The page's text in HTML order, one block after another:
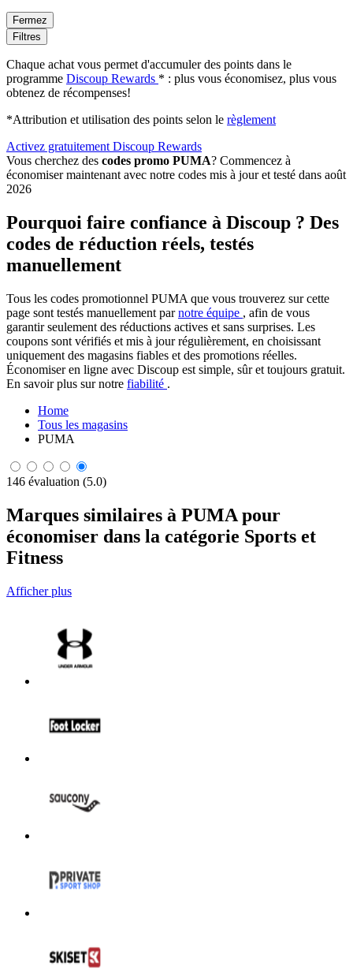
Fermez
Filtres
Chaque achat vous permet d'accumuler des points dans le
programme Discoup Rewards * : plus vous économisez, plus vous
obtenez de récompenses!
*Attribution et utilisation des points selon le règlement
Activez gratuitement Discoup Rewards
Vous cherchez des codes promo PUMA? Commencez à
économiser maintenant avec notre codes mis à jour et testé dans août
2026
Pourquoi faire confiance à Discoup ? Des
codes de réduction réels, testés
manuellement
Tous les codes promotionnel PUMA que vous trouverez sur cette
page sont testés manuellement parnotre équipe , afin de vous
garantir seulement des réductions actives et sans surprises. Les
coupons sont vérifiés et mis à jour régulièrement, en choisissant
uniquement des magasins fiables et des promotions réelles.
Économiser en ligne avec Discoup est simple, sûr et toujours gratuit.
En savoir plus sur notre fiabilité .
Home
Tous les magasins
PUMA
146 évaluation (5.0)
Marques similaires à PUMA pour
économiser dans la catégorie Sports et
Fitness
Afficher plus